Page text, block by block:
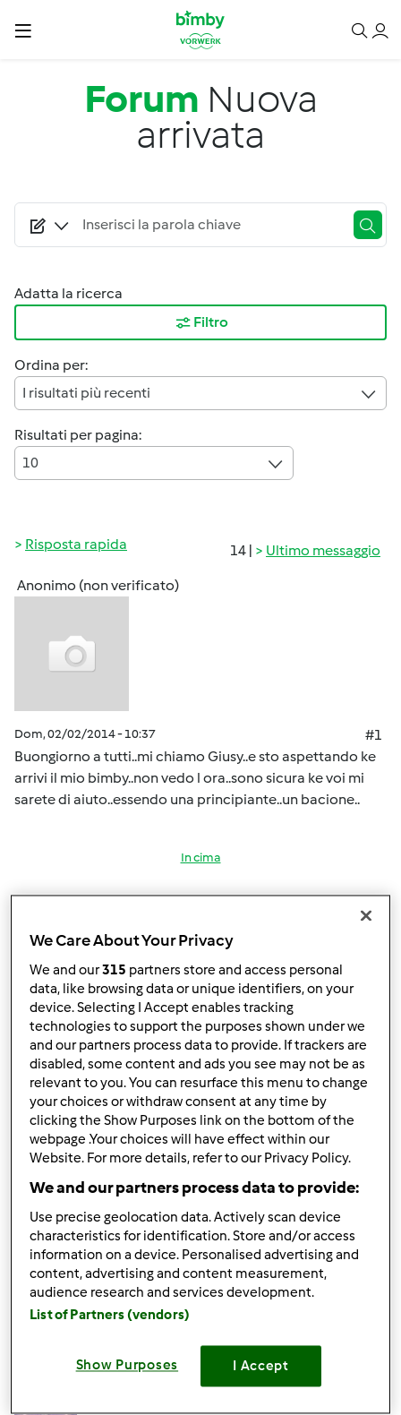
Salta al contenuto principale
Forum Nuova
arrivata
Adatta la ricerca
Filtro
Ordina per:
I risultati più recenti
Risultati per pagina:
10
14 | Ultimo messaggio
Risposta rapida
Anonimo (non verificato)
Dom, 02/02/2014 - 10:37
#1
Buongiorno a tutti..mi chiamo Giusy..e sto aspettando ke
arrivi il mio bimby..non vedo l ora..sono sicura ke voi mi
sarete di aiuto..essendo una principiante..un bacione..
In cima
Accedio registratiper poter commentare
Anonimo (non verificato)
Dom, 02/02/2014 - 11:17
#2
benvenuta giusy91
ma sei giovanissima!!!! bello!!! crescerai col bimby
quando hai bisogno chiedi pure, ce sempre qualcuno
pronto a rispondere
registratiper poter commentare
Iscritto : 25.02.2010
We Care About Your Privacy
We and our315 partners store and access personal
data, like browsing data or unique identifiers, on your
device. Selecting I Accept enables tracking
technologies to support the purposes shown under we
and our partners process data to provide. If trackers are
disabled, some content and ads you see may not be as
relevant to you. You can resurface this menu to change
your choices or withdraw consent at any time by
clicking the Show Purposes link on the bottom of the
webpage .Your choices will have effect within our
Website. For more details, refer to our Privacy Policy.
We and our partners process data to provide:
Use precise geolocation data. Actively scan device
characteristics for identification. Store and/or access
information on a device. Personalised advertising and
content, advertising and content measurement,
audience research and services development.
List of Partners (vendors)
Show Purposes I Accept